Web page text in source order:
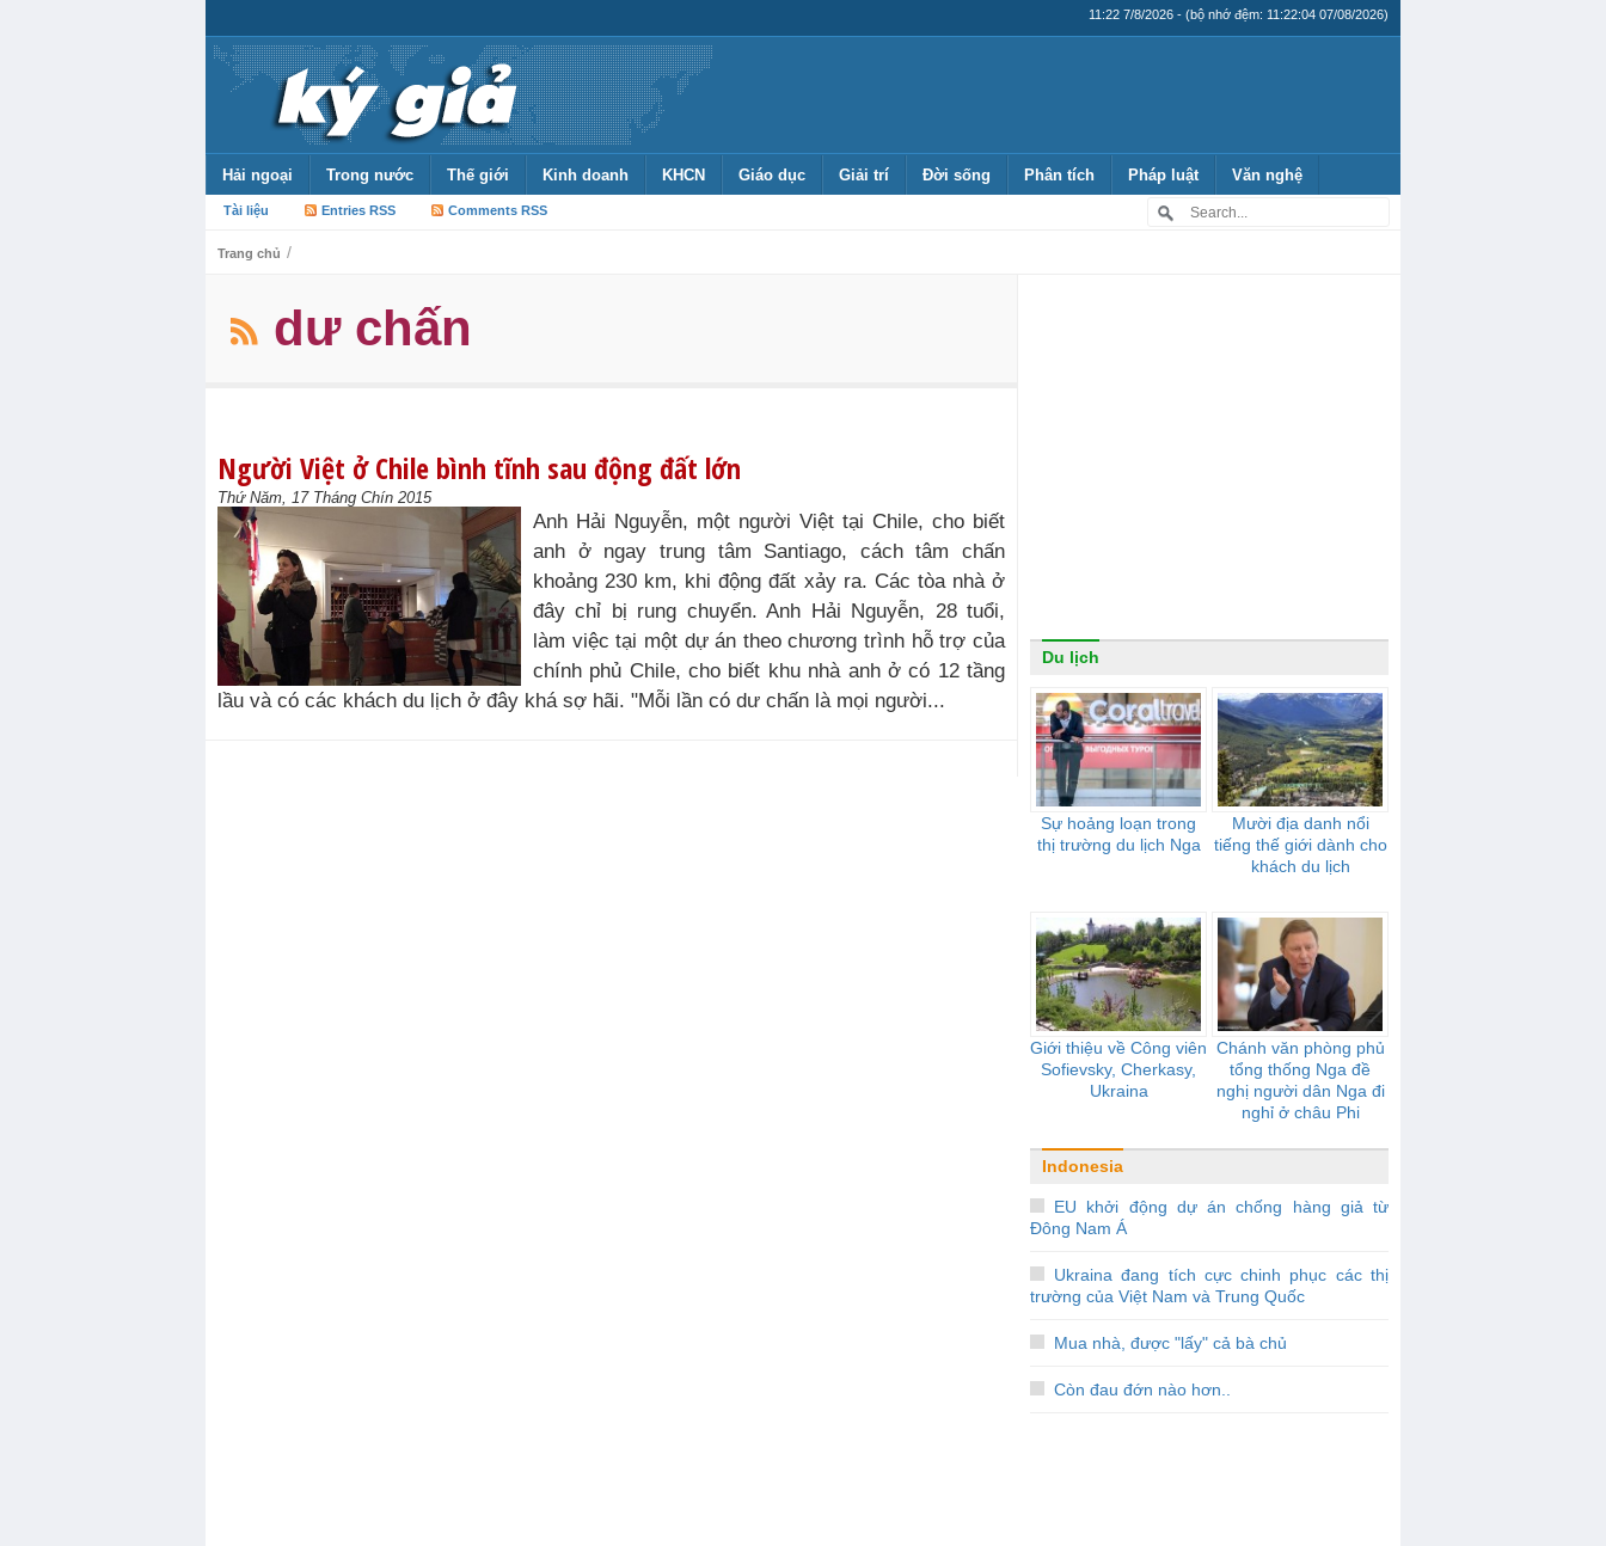
11:22 7/8/2026 - (bộ nhớ đệm: 11:22:04 07/08/2026)
Hải ngoại Trong nước Thế giới Kinh doanh KHCN Giáo dục Giải trí Đời sống Phân tích Pháp luật Văn nghệ
Tài liệu Entries RSS Comments RSS
Trang chủ /
dư chấn
Người Việt ở Chile bình tĩnh sau động đất lớn
Thứ Năm, 17 Tháng Chín 2015
Anh Hải Nguyễn, một người Việt tại Chile, cho biết
anh ở ngay trung tâm Santiago, cách tâm chấn
khoảng 230 km, khi động đất xảy ra. Các tòa nhà ở
đây chỉ bị rung chuyển. Anh Hải Nguyễn, 28 tuổi,
làm việc tại một dự án theo chương trình hỗ trợ của
chính phủ Chile, cho biết khu nhà anh ở có 12 tầng
lầu và có các khách du lịch ở đây khá sợ hãi. "Mỗi lần có dư chấn là mọi người...
Du lịch
Sự hoảng loạn trong
thị trường du lịch Nga
Mười địa danh nổi
tiếng thế giới dành cho
khách du lịch
Giới thiệu về Công viên
Sofievsky, Cherkasy,
Ukraina
Chánh văn phòng phủ
tổng thống Nga đề
nghị người dân Nga đi
nghỉ ở châu Phi
Indonesia
EU khởi động dự án chống hàng giả từ
Đông Nam Á
Ukraina đang tích cực chinh phục các thị
trường của Việt Nam và Trung Quốc
Mua nhà, được "lấy" cả bà chủ
Còn đau đớn nào hơn..